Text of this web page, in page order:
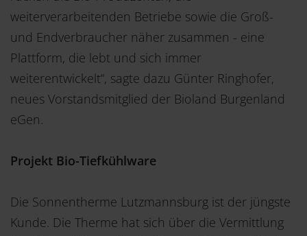
weiterverarbeitenden Betriebe sowie die Groß-
und Endverbraucher näher zusammen - eine
Plattform, die lebt und sich immer
weiterentwickelt“, sagte dazu Günter Ringhofer,
neues Vorstandsmitglied der Bioland Burgenland
eGen.
Projekt Bio-Tiefkühlware
Die Sonnentherme Lutzmannsburg ist der jüngste
Kunde. Die Therme hat sich über die Vermittlung